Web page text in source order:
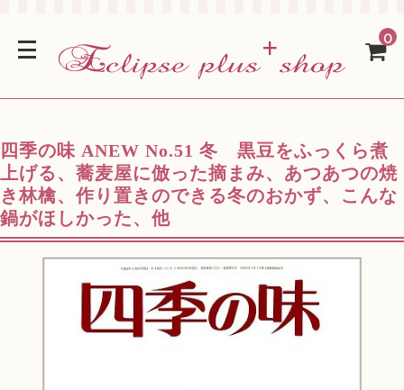
0
四季の味 ANEW No.51 冬 黒豆をふっくら煮
上げる、蕎麦屋に倣った摘まみ、あつあつの焼
き林檎、作り置きのできる冬のおかず、こんな
鍋がほしかった、他